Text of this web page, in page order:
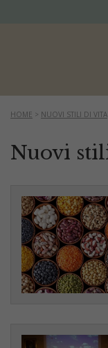
HOME > NUOVI STILI DI VITA
Nuovi